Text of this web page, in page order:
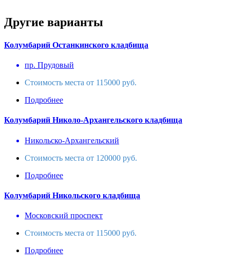
Другие варианты
Колумбарий Останкинского кладбища
пр. Прудовый
Стоимость места от 115000 руб.
Подробнее
Колумбарий Николо-Архангельского кладбища
Никольско-Архангельский
Стоимость места от 120000 руб.
Подробнее
Колумбарий Никольского кладбища
Московский проспект
Стоимость места от 115000 руб.
Подробнее